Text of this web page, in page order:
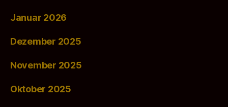
Januar 2026
Dezember 2025
November 2025
Oktober 2025